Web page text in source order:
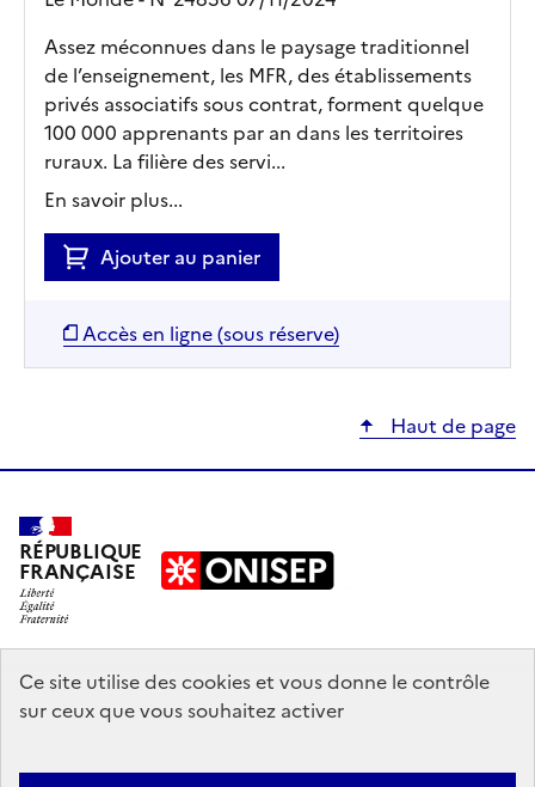
Ce site utilise des cookies et vous donne le contrôle
sur ceux que vous souhaitez activer
Assez méconnues dans le paysage traditionnel
de l’enseignement, les MFR, des établissements
privés associatifs sous contrat, forment quelque
100 000 apprenants par an dans les territoires
ruraux. La filière des servi...
En savoir plus...
Ajouter au panier
Accès en ligne (sous réserve)
Haut de page
RÉPUBLIQUE
FRANÇAISE
education.gouv.fr
enseignementsup-recherche.gouv.fr